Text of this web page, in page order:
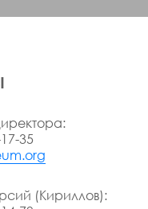
35
(Кириллов):